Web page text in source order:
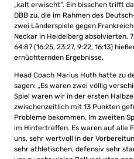
„kalt erwischt“. Ein bisschen trifft
DBB zu, die im Rahmen des
zwei Länderspiele gegen
Neckar in Heidelberg absolvierten.
64:87 (16:25, 23:27, 9:22, 16:13)
ernüchternden Ergebnisse.
Head Coach Marius Huth hatte zu
sagen: „Es waren zwei völlig
Spiel waren wir in der ersten
zwischenzeitlich mit 13 Punkten
Probleme bekommen. Im zweiten
im Hintertreffen. Es waren auf alle
uns, sehr wertvoll in der
sehr athletischen, defensiv sehr